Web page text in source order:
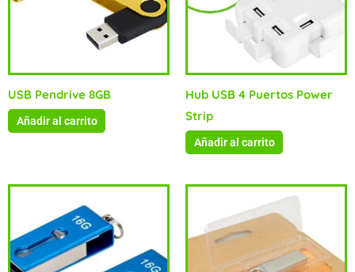
USB Pendrive 8GB
Añadir al carrito
Hub USB 4 Puertos Power
Strip
Añadir al carrito